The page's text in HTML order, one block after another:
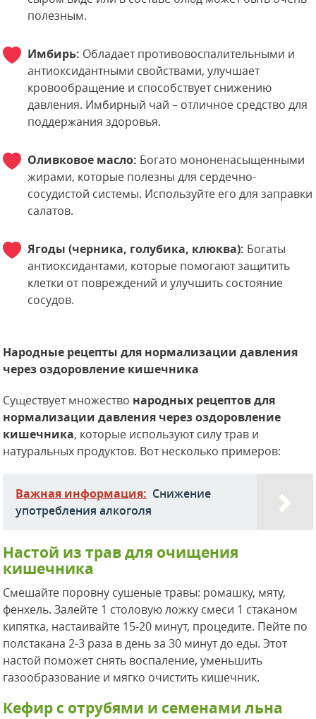
полезным.
Имбирь: Обладает противовоспалительными и
антиоксидантными свойствами, улучшает
кровообращение и способствует снижению
давления. Имбирный чай – отличное средство для
поддержания здоровья.
Оливковое масло: Богато мононенасыщенными
жирами, которые полезны для сердечно-
сосудистой системы. Используйте его для заправки
салатов.
Ягоды (черника, голубика, клюква): Богаты
антиоксидантами, которые помогают защитить
клетки от повреждений и улучшить состояние
сосудов.
Народные рецепты для нормализации давления
через оздоровление кишечника
Существует множество народных рецептов для
нормализации давления через оздоровление
кишечника, которые используют силу трав и
натуральных продуктов. Вот несколько примеров:
Важная информация: Снижение
употребления алкоголя
Настой из трав для очищения
кишечника
Смешайте поровну сушеные травы: ромашку, мяту,
фенхель. Залейте 1 столовую ложку смеси 1 стаканом
кипятка, настаивайте 15-20 минут, процедите. Пейте по
полстакана 2-3 раза в день за 30 минут до еды. Этот
настой поможет снять воспаление, уменьшить
газообразование и мягко очистить кишечник.
Кефир с отрубями и семенами льна